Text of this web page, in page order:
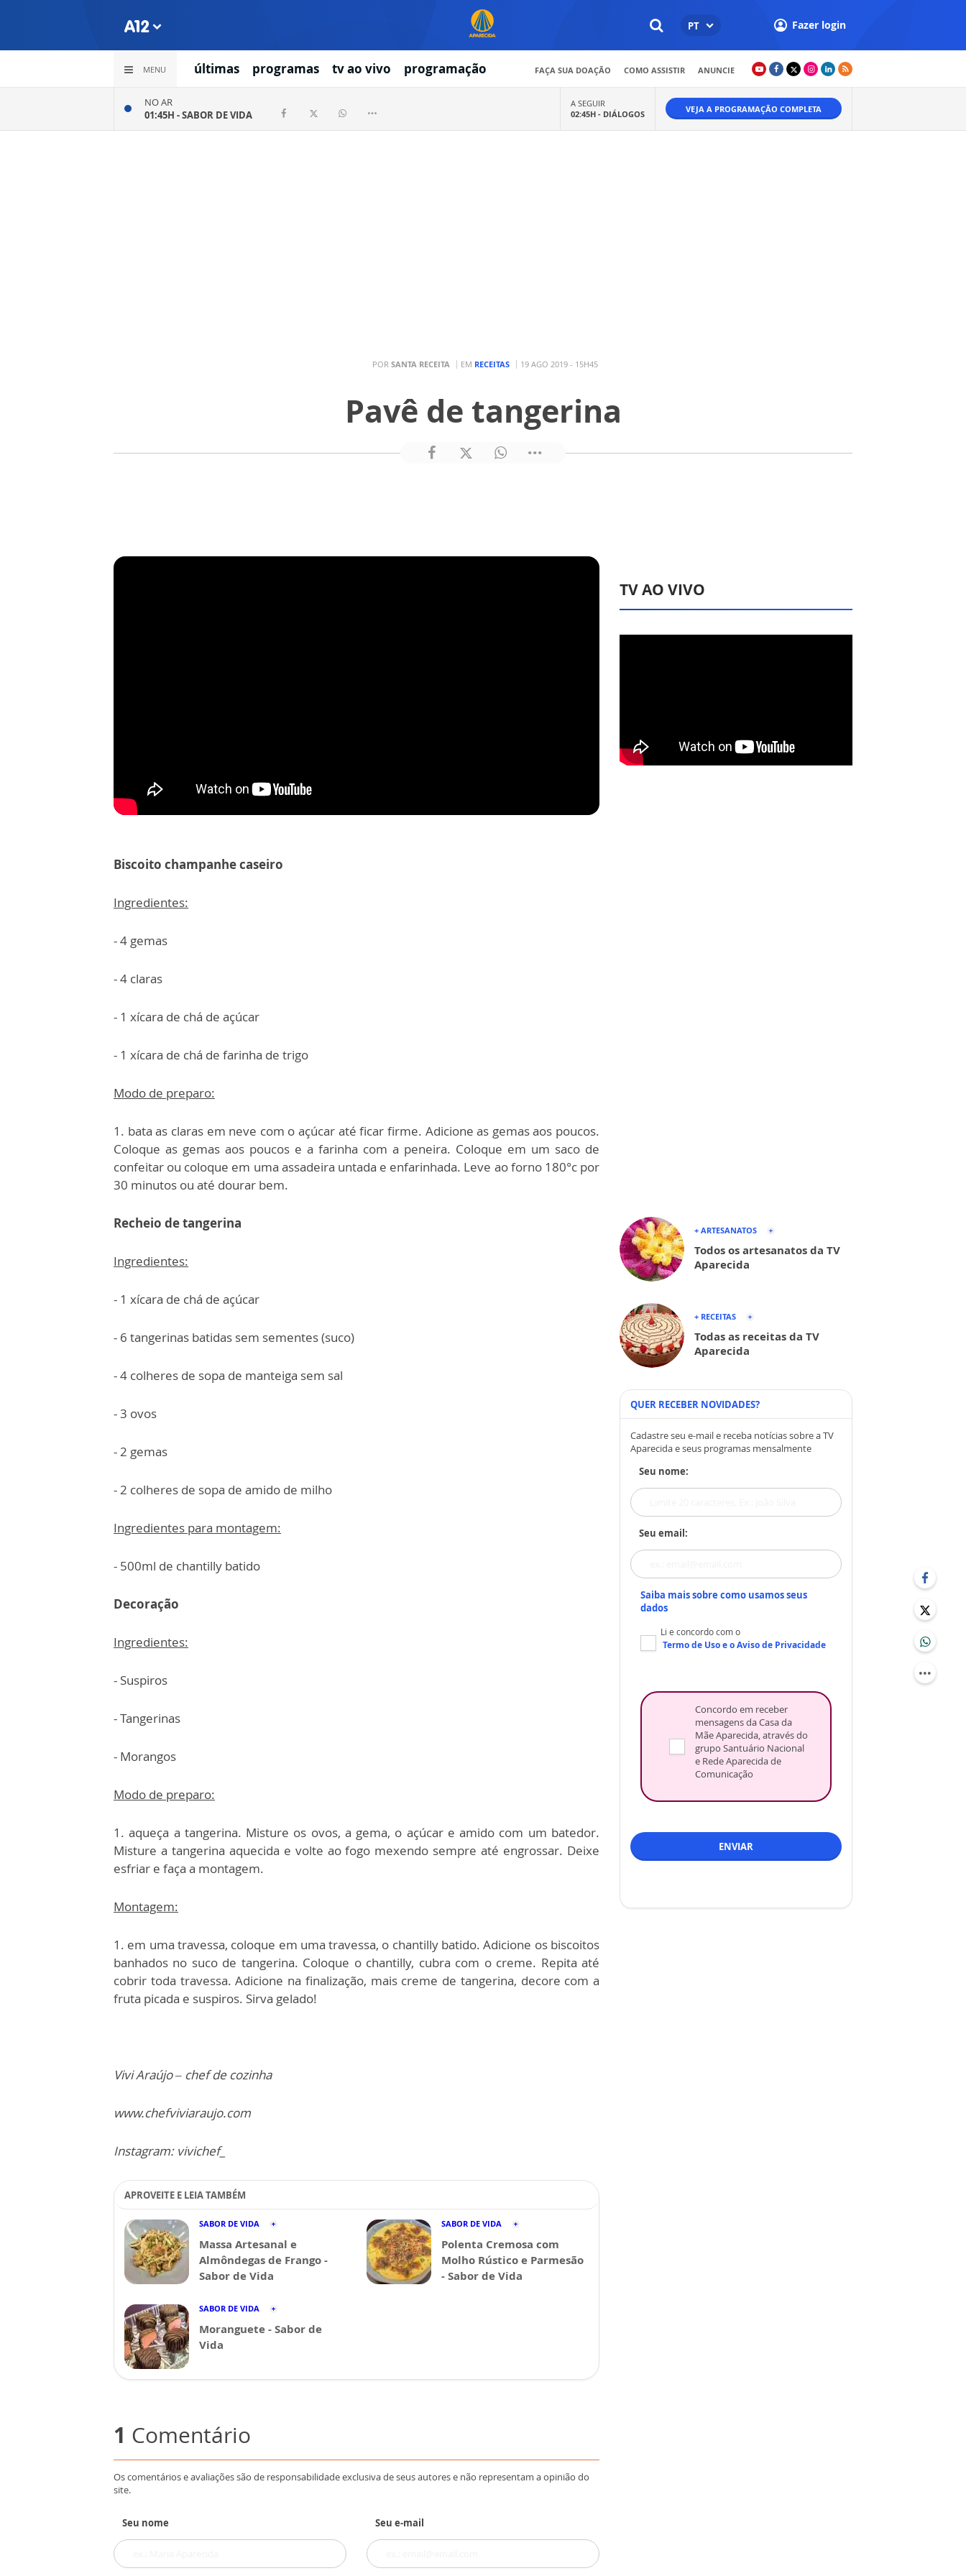
PT Fazer login
MENU últimas programas tv ao vivo programação FAÇA SUA DOAÇÃO COMO ASSISTIR ANUNCIE
NO AR
01:45H -SABOR DE VIDA
A SEGUIR
02:45H - DIÁLOGOS VEJA A PROGRAMAÇÃO COMPLETA
POR SANTA RECEITA EM RECEITAS 19 AGO 2019 - 15H45
Pavê de tangerina
Biscoito champanhe caseiro
Ingredientes:
- 4 gemas
- 4 claras
- 1 xícara de chá de açúcar
- 1 xícara de chá de farinha de trigo
Modo de preparo:
1. bata as claras em neve com o açúcar até ficar firme. Adicione as gemas aos poucos.
Coloque as gemas aos poucos e a farinha com a peneira. Coloque em um saco de
confeitar ou coloque em uma assadeira untada e enfarinhada. Leve ao forno 180°c por
30 minutos ou até dourar bem.
Recheio de tangerina
Ingredientes:
- 1 xícara de chá de açúcar
- 6 tangerinas batidas sem sementes (suco)
- 4 colheres de sopa de manteiga sem sal
- 3 ovos
- 2 gemas
- 2 colheres de sopa de amido de milho
Ingredientes para montagem:
- 500ml de chantilly batido
Decoração
Ingredientes:
- Suspiros
- Tangerinas
- Morangos
Modo de preparo:
1. aqueça a tangerina. Misture os ovos, a gema, o açúcar e amido com um batedor.
Misture a tangerina aquecida e volte ao fogo mexendo sempre até engrossar. Deixe
esfriar e faça a montagem.
Montagem:
1. em uma travessa, coloque em uma travessa, o chantilly batido. Adicione os biscoitos
banhados no suco de tangerina. Coloque o chantilly, cubra com o creme. Repita até
cobrir toda travessa. Adicione na finalização, mais creme de tangerina, decore com a
fruta picada e suspiros. Sirva gelado!
Vivi Araújo – chef de cozinha
www.chefviviaraujo.com
Instagram: vivichef_
APROVEITE E LEIA TAMBÉM
SABOR DE VIDA
Massa Artesanal e
Almôndegas de Frango -
Sabor de Vida
SABOR DE VIDA
Polenta Cremosa com
Molho Rústico e Parmesão
- Sabor de Vida
SABOR DE VIDA
Moranguete - Sabor de
Vida
1 Comentário
Os comentários e avaliações são de responsabilidade exclusiva de seus autores e não representam a opinião do
site.
Seu nome Seu e-mail
TV AO VIVO
+ ARTESANATOS
Todos os artesanatos da TV
Aparecida
+ RECEITAS
Todas as receitas da TV
Aparecida
QUER RECEBER NOVIDADES?
Cadastre seu e-mail e receba notícias sobre a TV
Aparecida e seus programas mensalmente
Seu nome:
Seu email:
Saiba mais sobre como usamos seus
dados
Li e concordo com o
Termo de Usoe oAviso de Privacidade
Concordo em receber
mensagens da Casa da
Mãe Aparecida, através do
grupo Santuário Nacional
e Rede Aparecida de
Comunicação
ENVIAR